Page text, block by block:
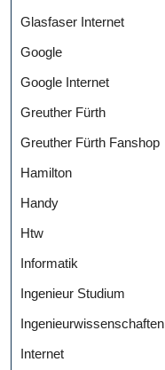
Glasfaser Internet
Google
Google Internet
Greuther Fürth
Greuther Fürth Fanshop
Hamilton
Handy
Htw
Informatik
Ingenieur Studium
Ingenieurwissenschaften
Internet